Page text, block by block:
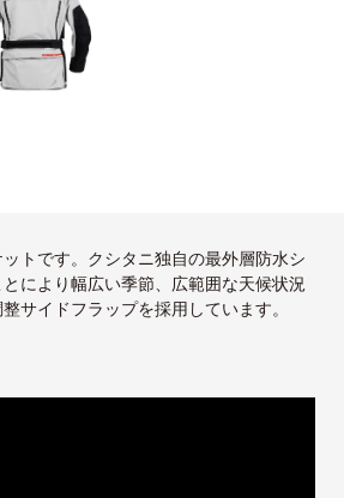
トです。クシタニ独自の最外層防水シ
により幅広い季節、広範囲な天候状況
サイドフラップを採用しています。